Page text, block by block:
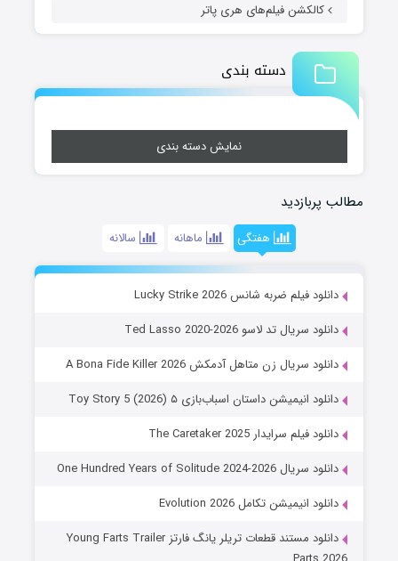
کالکشن فیلم‌های هری پاتر
دسته بندی
نمایش دسته بندی
مطالب پربازدید
هفتگی ماهانه سالانه
دانلود فیلم ضربه شانس Lucky Strike 2026
دانلود سریال تد لاسو Ted Lasso 2020-2026
دانلود سریال زن متاهل آدمکش A Bona Fide Killer 2026
دانلود انیمیشن داستان اسباب‌بازی ۵ Toy Story 5 (2026)
دانلود فیلم سرایدار The Caretaker 2025
دانلود سریال One Hundred Years of Solitude 2024-2026
دانلود انیمیشن تکامل Evolution 2026
دانلود مستند قطعات تریلر یانگ فارتز Young Farts Trailer